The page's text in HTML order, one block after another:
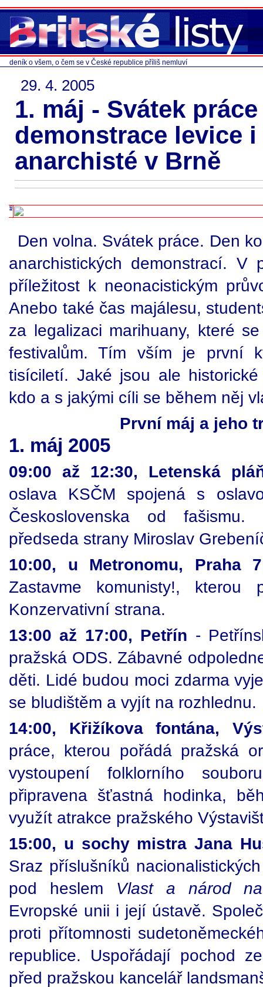
deník o všem, o čem se v České republice příliš nemluví
29. 4. 2005
1. máj - Svátek
demonstrace levice
anarchisté v Brně
Den volna. Svátek práce. Den
anarchistických demonstrací. V
příležitost k neonacistickým
Anebo také čas majálesu,
za legalizaci marihuany, které
festivalům. Tím vším je první
tisíciletí. Jaké jsou ale
kdo a s jakými cíli se během něj
První máj a jeho
1. máj 2005
09:00 až 12:30, Letenská
oslava KSČM spojená s
Československa od
předseda strany Miroslav
10:00, u Metronomu,
Zastavme komunisty!, kterou
Konzervativní strana.
13:00 až 17:00, Petřín -
pražská ODS. Zábavné
děti. Lidé budou moci zdarma
se bludištěm a vyjít na rozhlednu.
14:00, Křižíkova fontána,
práce, kterou pořádá pražská
vystoupení folklorního
připravena šťastná hodinka,
využít atrakce pražského
15:00, u sochy mistra Jana
Sraz příslušníků
pod heslem Vlast a národ
Evropské unii i její ústavě.
proti přítomnosti
republice. Uspořádají pochod
před pražskou kancelář